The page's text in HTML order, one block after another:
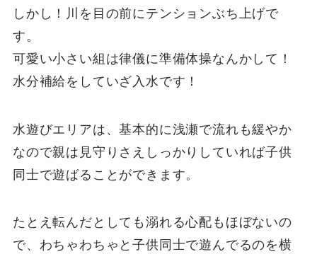
しかし！川を目の前にテンションぶち上げで
す。
可愛い小さい組は律儀に準備体操なんかして！
水分補給をしていざ入水です！
水遊びエリアは、基本的に浅瀬で流れも緩やか
なので親は見守りさえしっかりしていれば子供
同士で遊ばることができます。
たとえ転んだとしても溺れる心配もほぼないの
で、わちゃわちゃと子供同士で遊んでるのを横